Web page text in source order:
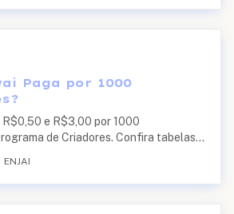
Paga por 1000
e R$3,00 por 1000
de Criadores. Confira tabelas
ENJAI